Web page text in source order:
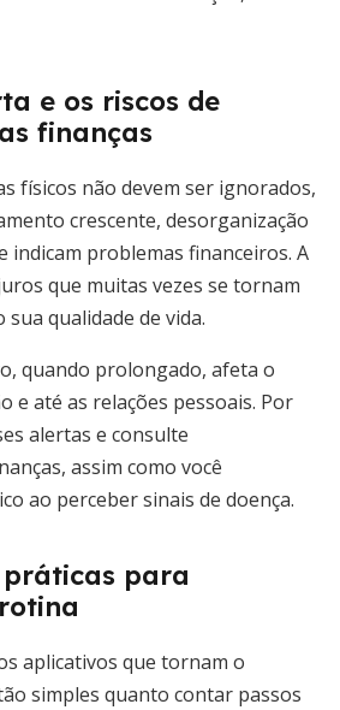
e os riscos de
finanças
físicos não devem ser ignorados,
crescente, desorganização
indicam problemas financeiros. A
que muitas vezes se tornam
qualidade de vida.
quando prolongado, afeta o
e até as relações pessoais. Por
alertas e consulte
assim como você
ao perceber sinais de doença.
para
aplicativos que tornam o
simples quanto contar passos